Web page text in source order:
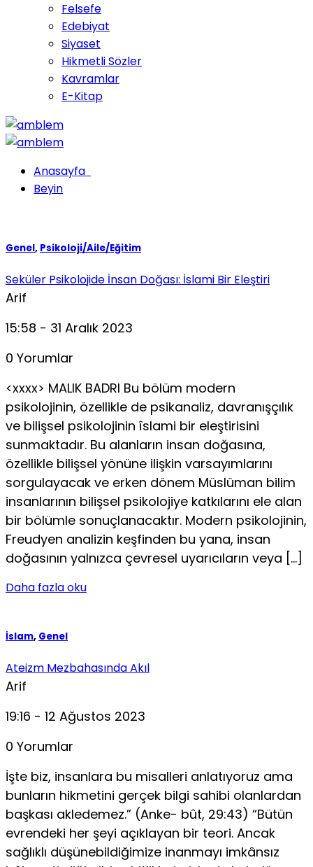
Felsefe
Edebiyat
Siyaset
Hikmetli Sözler
Kavramlar
E-Kitap
Anasayfa
Beyin
Genel, Psikoloji/Aile/Eğitim
Seküler Psikolojide İnsan Doğası: İslami Bir Eleştiri
Arif
15:58 - 31 Aralık 2023
0 Yorumlar
<xxxx> MALIK BADRI Bu bölüm modern
psikolojinin, özellikle de psikanaliz, davra­nışçılık
ve bilişsel psikolojinin îslami bir eleştirisini
sunmakta­dır. Bu alanların insan doğasına,
özellikle bilişsel yönüne ilişkin varsayımlarını
sorgulayacak ve erken dönem Müslüman bilim
insanlarının bilişsel psikolojiye katkılarını ele alan
bir bölümle sonuçlanacaktır. Modern psikolojinin,
Freudyen analizin keşfinden bu yana, insan
doğasının yalnızca çevresel uyarıcıların veya […]
Daha fazla oku
İslam, Genel
Ateizm Mezbahasında Akıl
Arif
19:16 - 12 Ağustos 2023
0 Yorumlar
İşte biz, insanlara bu misalleri anlatıyoruz ama
bunların hik­metini gerçek bilgi sahibi olanlardan
başkası akledemez.” (Anke- bût, 29:43) “Bütün
evrendeki her şeyi açıklayan bir teori. Ancak
sağlık­lı düşünebildiğimize inanmayı imkânsız